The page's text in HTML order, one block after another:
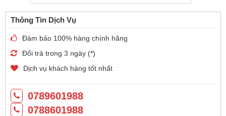
Thông Tin Dịch Vụ
Đảm bảo 100% hàng chính hãng
Đổi trả trong 3 ngày (*)
Dịch vụ khách hàng tốt nhất
0789601988
0788601988